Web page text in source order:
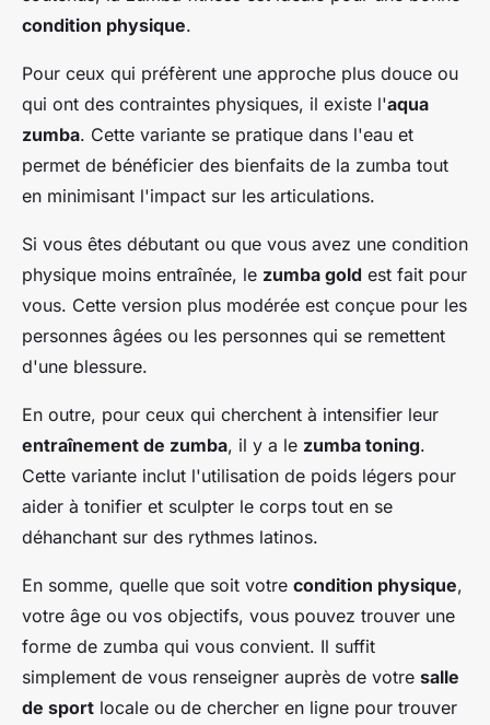
condition physique.
Pour ceux qui préfèrent une approche plus douce ou
qui ont des contraintes physiques, il existe l'aqua
zumba. Cette variante se pratique dans l'eau et
permet de bénéficier des bienfaits de la zumba tout
en minimisant l'impact sur les articulations.
Si vous êtes débutant ou que vous avez une condition
physique moins entraînée, le zumba gold est fait pour
vous. Cette version plus modérée est conçue pour les
personnes âgées ou les personnes qui se remettent
d'une blessure.
En outre, pour ceux qui cherchent à intensifier leur
entraînement de zumba, il y a le zumba toning.
Cette variante inclut l'utilisation de poids légers pour
aider à tonifier et sculpter le corps tout en se
déhanchant sur des rythmes latinos.
En somme, quelle que soit votre condition physique,
votre âge ou vos objectifs, vous pouvez trouver une
forme de zumba qui vous convient. Il suffit
simplement de vous renseigner auprès de votre salle
de sport locale ou de chercher en ligne pour trouver